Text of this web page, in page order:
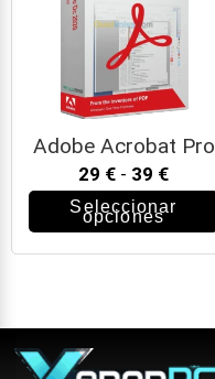
Adobe Acrobat Pro
29 € - 39 €
Seleccionar
opciones